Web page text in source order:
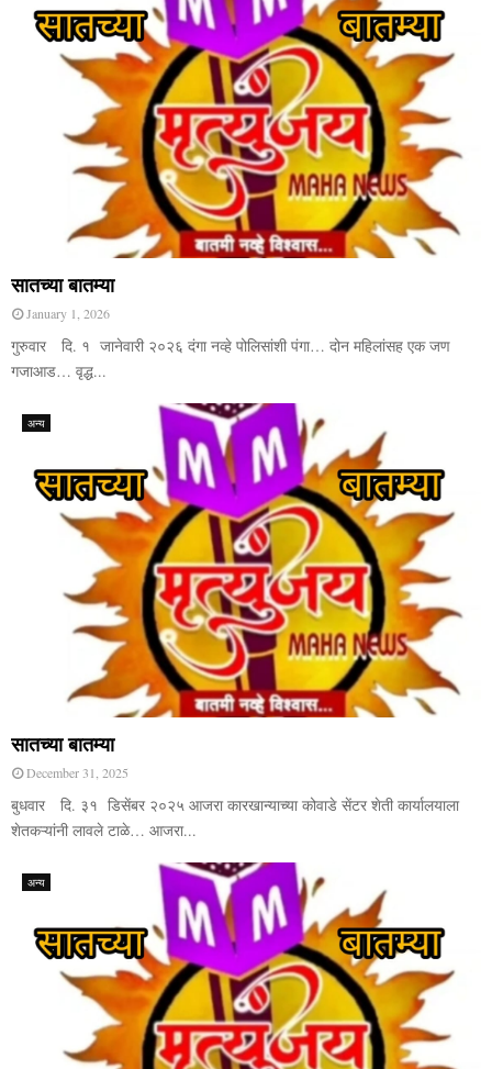
सातच्या बातम्या
January 1, 2026
गुरुवार दि. १ जानेवारी २०२६ दंगा नव्हे पोलिसांशी पंगा… दोन महिलांसह एक जण
गजाआड… वृद्ध...
अन्य
सातच्या बातम्या
December 31, 2025
बुधवार दि. ३१ डिसेंबर २०२५ आजरा कारखान्याच्या कोवाडे सेंटर शेती कार्यालयाला
शेतकऱ्यांनी लावले टाळे… आजरा...
अन्य